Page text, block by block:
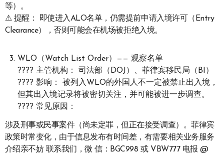
等）。
⚠ 提醒： 即使进入ALO名单，仍需提前申请入境许可（Entry
Clearance），否则可能会在机场被拒绝入境。
WLO（Watch List Order）—— 观察名单
???? 主管机构： 司法部（DOJ）、菲律宾移民局（BI）
???? 影响： 被列入WLO的外国人不一定被禁止出入境，
但其出入境记录将被密切关注，并可能被进一步调查。
???? 常见原因：
涉及刑事或民事案件（尚未定罪，但正在接受调查）。菲律宾
政策时常变化，由于信息发布有时间差，有需要相关业务服务
介绍亲不妨 联系我们，微 信：BGC998 或 VBW777 电报 @